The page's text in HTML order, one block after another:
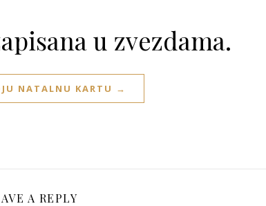
u zvezdama.
NATALNU KARTU →
A REPLY